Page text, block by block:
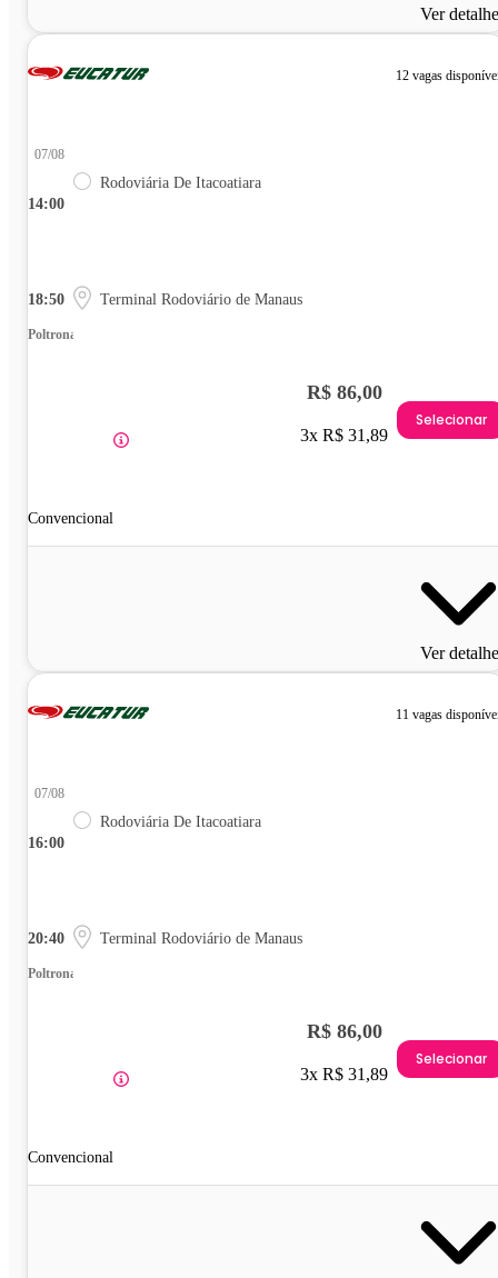
Ver
12 vagas
14:00
07/08
Rodoviária De Itacoatiara
18:50 Terminal Rodoviário de Manaus
Poltrona
Convencional
R$ 86,00
3x R$ 31,89
Selecionar
Ver
11 vagas
16:00
07/08
Rodoviária De Itacoatiara
20:40 Terminal Rodoviário de Manaus
Poltrona
Convencional
R$ 86,00
3x R$ 31,89
Selecionar